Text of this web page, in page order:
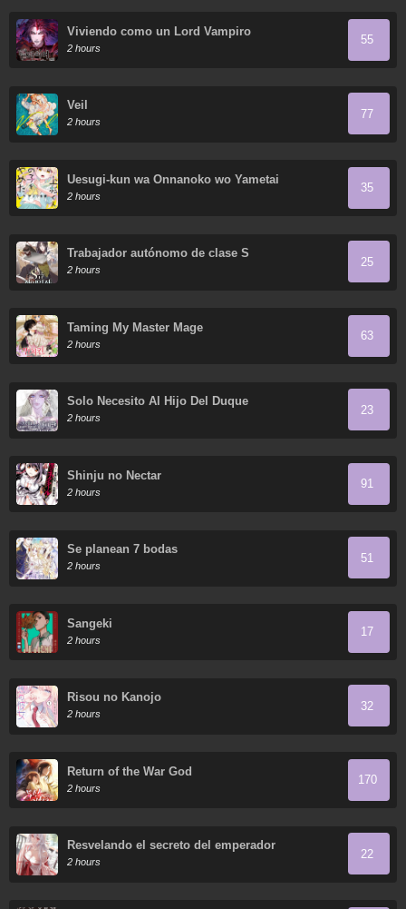
Viviendo como un Lord Vampiro
2 hours
55
Veil
2 hours
77
Uesugi-kun wa Onnanoko wo Yametai
2 hours
35
Trabajador autónomo de clase S
2 hours
25
Taming My Master Mage
2 hours
63
Solo Necesito Al Hijo Del Duque
2 hours
23
Shinju no Nectar
2 hours
91
Se planean 7 bodas
2 hours
51
Sangeki
2 hours
17
Risou no Kanojo
2 hours
32
Return of the War God
2 hours
170
Resvelando el secreto del emperador
2 hours
22